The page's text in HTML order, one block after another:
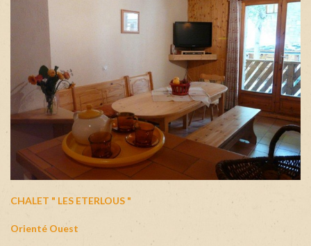
CHALET " LES ETERLOUS "
Orienté Ouest
oublié
Login
with
Facebook
Login
with
Google